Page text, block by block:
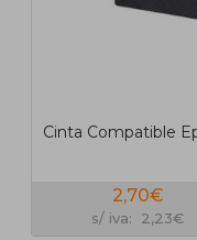
Cinta Compatible
2,70€
s/ iva: 2,23€